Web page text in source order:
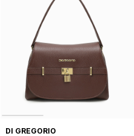
DI GREGORIO